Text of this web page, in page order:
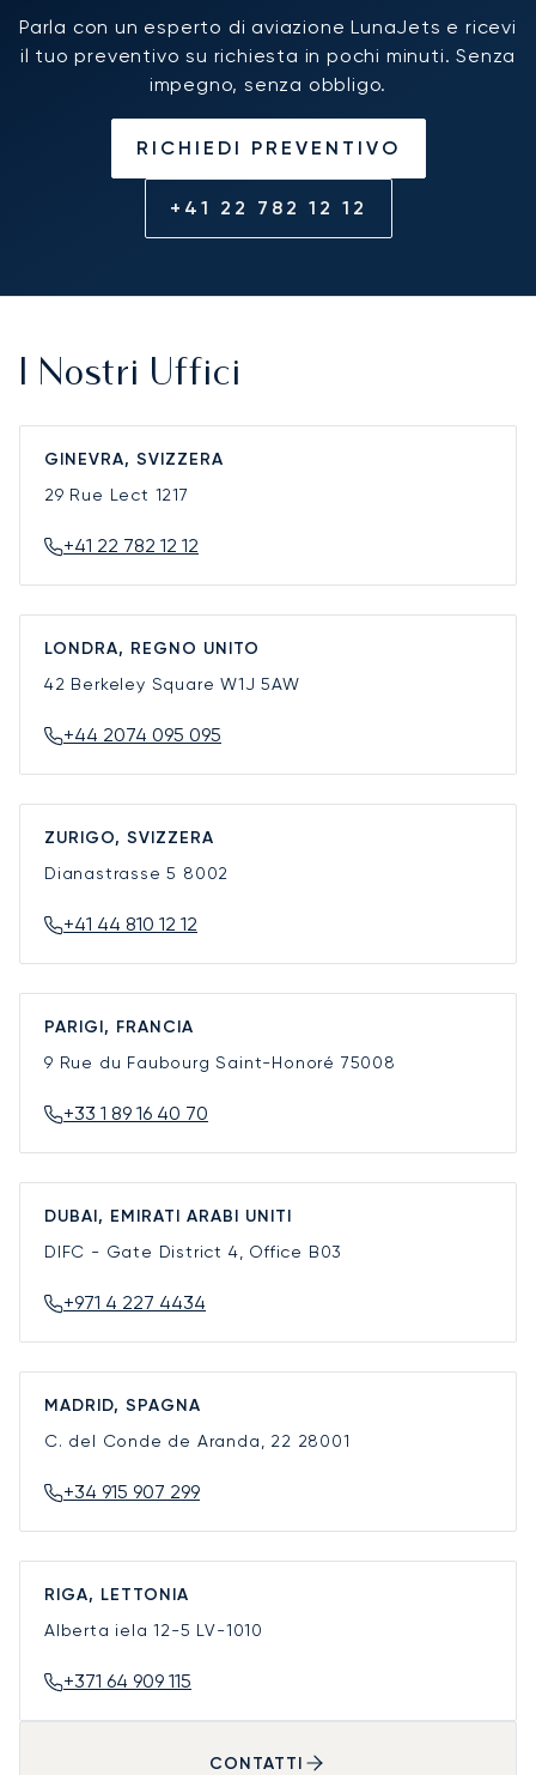
Parla con un esperto di aviazione LunaJets e ricevi
il tuo preventivo su richiesta in pochi minuti. Senza
impegno, senza obbligo.
RICHIEDI PREVENTIVO
+41 22 782 12 12
I Nostri Uffici
GINEVRA, SVIZZERA
29 Rue Lect 1217
+41 22 782 12 12
LONDRA, REGNO UNITO
42 Berkeley SquareW1J 5AW
+44 2074 095 095
ZURIGO, SVIZZERA
Dianastrasse 5 8002
+41 44 810 12 12
PARIGI, FRANCIA
9 Rue du Faubourg Saint-Honoré 75008
+33 1 89 16 40 70
DUBAI, EMIRATI ARABI UNITI
DIFC - Gate District 4, Office B03
+971 4 227 4434
MADRID, SPAGNA
C. del Conde de Aranda, 22 28001
+34 915 907 299
RIGA, LETTONIA
Alberta iela 12-5 LV-1010
+371 64 909 115
CONTATTI